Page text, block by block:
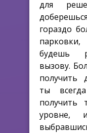
для
гораздо
будешь
вызову.
получить
ты
получить
уровне,